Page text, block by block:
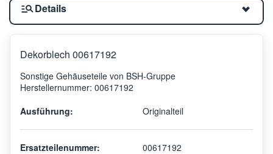
Details
Dekorblech 00617192
Sonstige Gehäuseteile von BSH-Gruppe
Herstellernummer: 00617192
Ausführung:
Originalteil
Ersatzteilenummer: 00617192